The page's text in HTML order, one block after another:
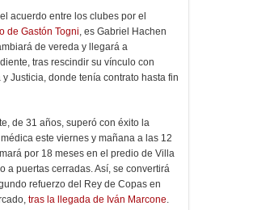
acuerdo entre los clubes por el
de Gastón Togni , es Gabriel Hachen
de vereda y llegará a
tras rescindir su vínculo con
y Justicia, donde tenía contrato hasta fin
de 31 años, superó con éxito la
este viernes y mañana a las 12
por 18 meses en el predio de Villa
a puertas cerradas. Así, se convertirá
refuerzo del Rey de Copas en
tras la llegada de Iván Marcone